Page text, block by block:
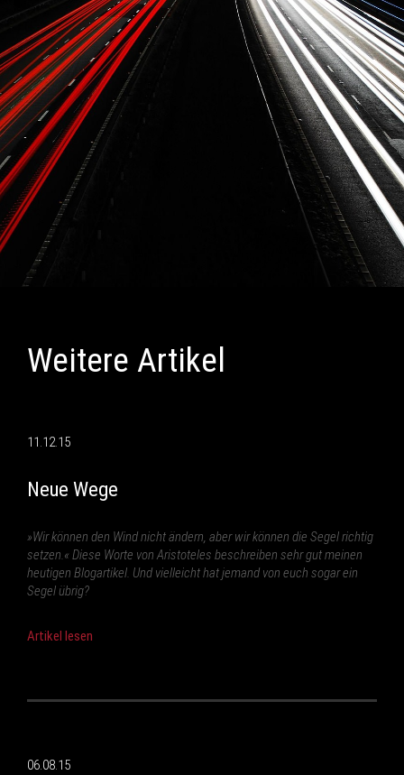
Weitere Artikel
11.12.15
Neue Wege
»Wir können den Wind nicht ändern, aber wir können die Segel richtig
setzen.« Diese Worte von Aristoteles beschreiben sehr gut meinen
heutigen Blogartikel. Und vielleicht hat jemand von euch sogar ein
Segel übrig?
Artikel lesen
06.08.15